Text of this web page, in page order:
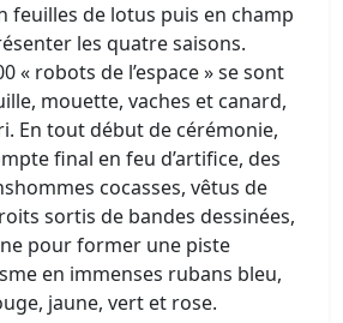
feuilles de lotus puis en champ
les quatre saisons.
« robots de l’espace » se sont
mouette, vaches et canard,
En tout début de cérémonie,
final en feu d’artifice, des
cocasses, vêtus de
sortis de bandes dessinées,
pour former une piste
en immenses rubans bleu,
jaune, vert et rose.